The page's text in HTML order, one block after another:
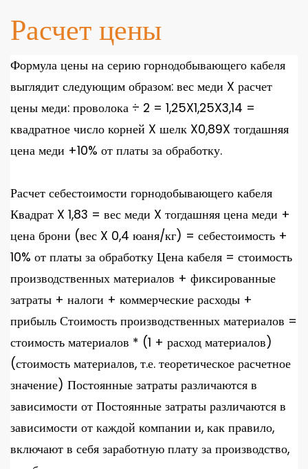
Расчет цены
Формула цены на серию горнодобывающего кабеля
выглядит следующим образом: вес меди X расчет
цены меди: проволока ÷ 2 = 1,25X1,25X3,14 =
квадратное число корней X шелк X0,89X тогдашняя
цена меди +10% от платы за обработку.
Расчет себестоимости горнодобывающего кабеля
Квадрат X 1,83 = вес меди X тогдашняя цена меди +
цена брони (вес X 0,4 юаня/кг) = себестоимость +
10% от платы за обработку Цена кабеля = стоимость
производственных материалов + фиксированные
затраты + налоги + коммерческие расходы +
прибыль Стоимость производственных материалов =
стоимость материалов * (1 + расход материалов)
(стоимость материалов, т.е. теоретическое расчетное
значение) Постоянные затраты различаются в
зависимости от Постоянные затраты различаются в
зависимости от каждой компании и, как правило,
включают в себя заработную плату за производство,